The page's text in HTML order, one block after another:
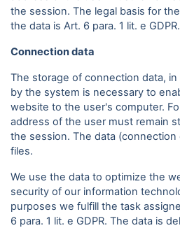
the session. The legal basis for
the data is Art. 6 para. 1 lit. e GDPR.
Connection data
The storage of connection data, in
by the system is necessary to
website to the user's computer.
address of the user must remain
the session. The data (connection
files.
We use the data to optimize the
security of our information
purposes we fulfill the task
6 para. 1 lit. e GDPR. The data is